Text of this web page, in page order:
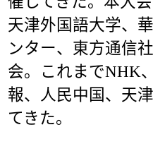
天津外国語大学、
ンター、東方通信
会。これまでNHK
報、人民中国、天
てきた。